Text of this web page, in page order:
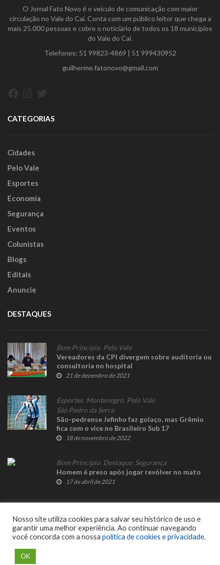
O Jornal Fato Novo é o veículo de comunicação com maior
circulação no Vale do Caí. Conta com um público leitor que chega a
mais 25.000 pessoas e cobre o noticiário de todos os 18 municípios
do Vale do Caí.
Telefones: 51 99823-4869 | 51 999430952
guilherme.fatonovo@gmail.com
CATEGORIAS
Cidades
Pelo Vale
Esportes
Economia
Segurança
Eventos
Colunistas
Blogs
Editais
Anuncie
DESTAQUES
Bom Princípio Pelo Vale
Vereadores da CPI divergem sobre auditoria ou
consultoria no hospital
21 de dezembro de 2021
Esportes, Montenegro Pelo Vale,
São Pedro da Serra
São-pedrense Jefinho faz golaço, mas Grêmio
fica com o vice no Brasileiro Sub 17
18 de novembro de 2022
Bom Princípio Destaque, Segurança
Homem é preso após jogar revólver no mato
17 de abril de 2021
Nosso site utiliza cookies para salvar seu histórico de uso e
garantir uma melhor experiência. Ao continuar navegando
você concorda com a nossa política de cookies e privacidade.
OK